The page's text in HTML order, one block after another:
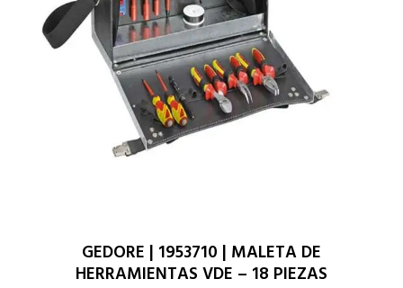
GEDORE | 1953710 | MALETA DE
HERRAMIENTAS VDE – 18 PIEZAS